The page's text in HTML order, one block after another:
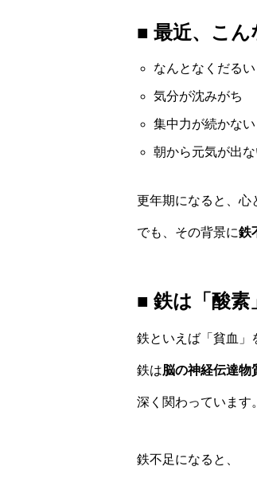
■ 最近、こん
なんとなくだるい
気分が沈みがち
集中力が続かない
朝から元気が出な
更年期になると、心
でも、その背景に鉄
■ 鉄は「酸
鉄といえば「貧血」
鉄は脳の神経伝達物
深く関わっています。
鉄不足になると、